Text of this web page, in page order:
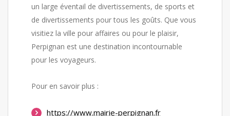
un large éventail de divertissements, de sports et
de divertissements pour tous les goûts. Que vous
visitiez la ville pour affaires ou pour le plaisir,
Perpignan est une destination incontournable
pour les voyageurs.
Pour en savoir plus :
https://www.mairie-perpignan.fr